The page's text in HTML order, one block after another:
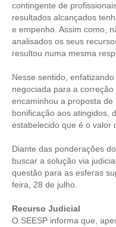
TRANSPARÊNCIA
JURÍDICO
CONSULTORIA
ACORDOS, CONVENÇÕES
CONTRIBUIÇÕES
CONTRIBUIÇÃO
CONTRIBUIÇÃO
CONTRIBUIÇÃO SINDICAL
contingente de
resultados alcançados
e empenho. Assim como,
analisados os seus
resultou numa mesma
Nesse sentido,
negociada para a
encaminhou a proposta
bonificação aos atingidos,
estabelecido que é o valor
Diante das ponderações
buscar a solução via
questão para as esferas
feira, 28 de julho.
Recurso Judicial
O SEESP informa que,